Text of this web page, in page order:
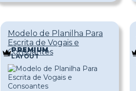
Modelo de Planilha Para
Escrita de Vogais e
Consoantes
PREMIUM
LAYOUT